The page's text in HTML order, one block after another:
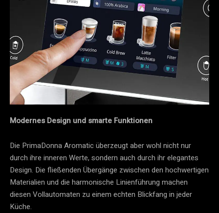
Modernes Design und smarte Funktionen
Die PrimaDonna Aromatic überzeugt aber wohl nicht nur
durch ihre inneren Werte, sondern auch durch ihr elegantes
Design. Die fließenden Übergänge zwischen den hochwertigen
Materialien und die harmonische Linienführung machen
diesen Vollautomaten zu einem echten Blickfang in jeder
Küche.